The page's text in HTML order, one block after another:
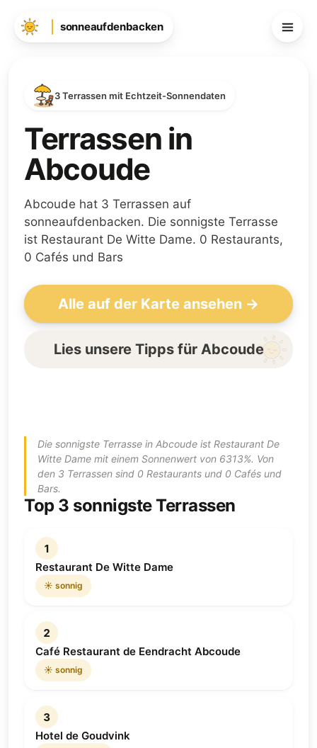
sonneaufdenbacken
3 Terrassen mit Echtzeit-Sonnendaten
Terrassen in
Abcoude
Abcoude hat 3 Terrassen auf
sonneaufdenbacken. Die sonnigste Terrasse
ist Restaurant De Witte Dame. 0 Restaurants,
0 Cafés und Bars
Alle auf der Karte ansehen →
Lies unsere Tipps für Abcoude
Die sonnigste Terrasse in Abcoude ist Restaurant De
Witte Dame mit einem Sonnenwert von 6313%. Von
den 3 Terrassen sind 0 Restaurants und 0 Cafés und
Bars.
Top 3 sonnigste Terrassen
1
Restaurant De Witte Dame
☀️ sonnig
2
Café Restaurant de Eendracht Abcoude
☀️ sonnig
3
Hotel de Goudvink